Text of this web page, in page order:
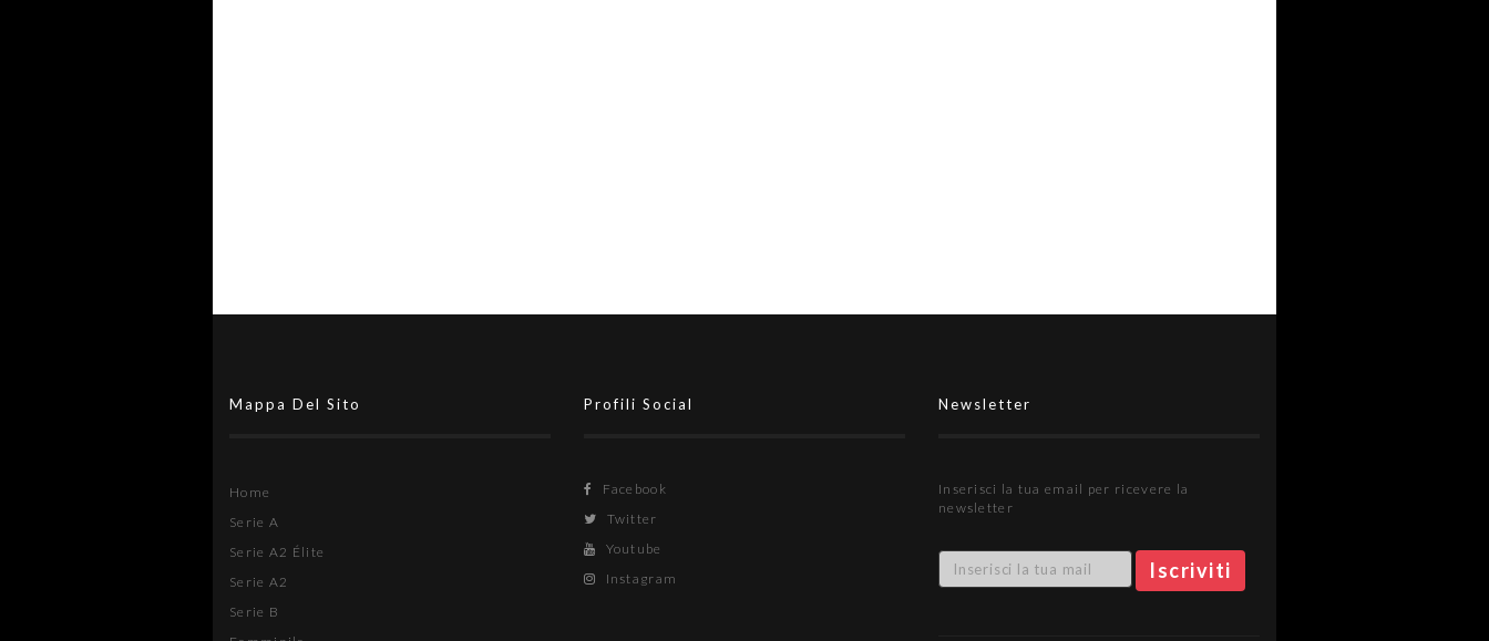
Mappa Del Sito
Home
Serie A
Serie A2 Élite
Serie A2
Serie B
Profili Social
Facebook
Twitter
Youtube
Instagram
Newsletter
Inserisci la tua email per ricevere la
newsletter